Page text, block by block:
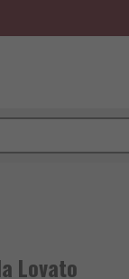
Lovato